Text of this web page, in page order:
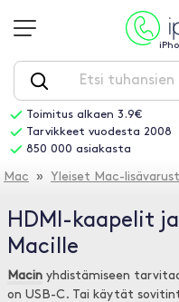
Toimitus alkaen 3.9€
Tarvikkeet vuodesta 2008
850 000 asiakasta
Mac » Yleiset Mac-
HDMI-kaapelit
Macille
Macin yhdistämiseen
on USB-C. Tai käytät